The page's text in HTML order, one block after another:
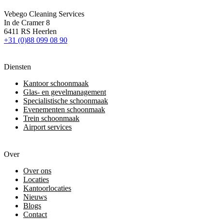
Vebego Cleaning Services
In de Cramer 8
6411 RS Heerlen
+31 (0)88 099 08 90
Diensten
Kantoor schoonmaak
Glas- en gevelmanagement
Specialistische schoonmaak
Evenementen schoonmaak
Trein schoonmaak
Airport services
Over
Over ons
Locaties
Kantoorlocaties
Nieuws
Blogs
Contact